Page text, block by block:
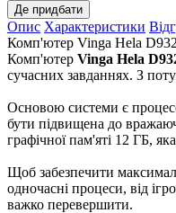
Де придбати
Опис Характеристики
Комп'ютер Vinga Hela
Комп'ютер Vinga Hela
сучасних завданнях. З
Основою системи є
бути підвищена до
графічної пам'яті 12 ГБ,
Щоб забезпечити
одночасні процеси, від
важко перевершити.